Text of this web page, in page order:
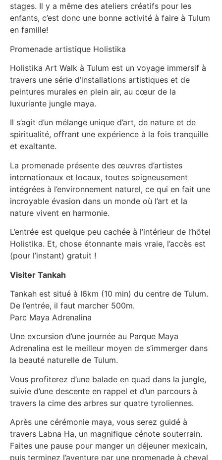
stages. Il y a même des ateliers créatifs pour les
enfants, c’est donc une bonne activité à faire à Tulum
en famille!
Promenade artistique Holistika
Holistika Art Walk à Tulum est un voyage immersif à
travers une série d’installations artistiques et de
peintures murales en plein air, au cœur de la
luxuriante jungle maya.
Il s’agit d’un mélange unique d’art, de nature et de
spiritualité, offrant une expérience à la fois tranquille
et exaltante.
La promenade présente des œuvres d’artistes
internationaux et locaux, toutes soigneusement
intégrées à l’environnement naturel, ce qui en fait une
incroyable évasion dans un monde où l’art et la
nature vivent en harmonie.
L’entrée est quelque peu cachée à l’intérieur de l’hôtel
Holistika. Et, chose étonnante mais vraie, l’accès est
(pour l’instant) gratuit !
Visiter Tankah
Tankah est situé à I6km (10 min) du centre de Tulum.
De l’entrée, il faut marcher 500m.
Parc Maya Adrenalina
Une excursion d’une journée au Parque Maya
Adrenalina est le meilleur moyen de s’immerger dans
la beauté naturelle de Tulum.
Vous profiterez d’une balade en quad dans la jungle,
suivie d’une descente en rappel et d’un parcours à
travers la cime des arbres sur quatre tyroliennes.
Après une cérémonie maya, vous serez guidé à
travers Labna Ha, un magnifique cénote souterrain.
Faites une pause pour manger un déjeuner mexicain,
puis terminez l’aventure par une promenade à cheval